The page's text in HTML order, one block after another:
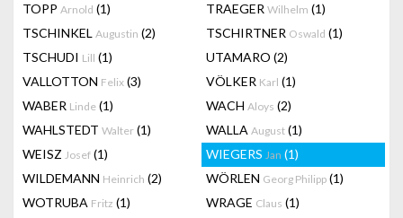
TOPP Arnold (1) TRAEGER Wilhelm (1)
TSCHINKEL Augustin (2) TSCHIRTNER Oswald (1)
TSCHUDI Lill (1) UTAMARO (2)
VALLOTTON Felix (3) VÖLKER Karl (1)
WABER Linde (1) WACH Aloys (2)
WAHLSTEDT Walter (1) WALLA August (1)
WEISZ Josef (1) WIEGERS Jan (1)
WILDEMANN Heinrich (2) WÖRLEN Georg Philipp (1)
WOTRUBA Fritz (1) WRAGE Claus (1)